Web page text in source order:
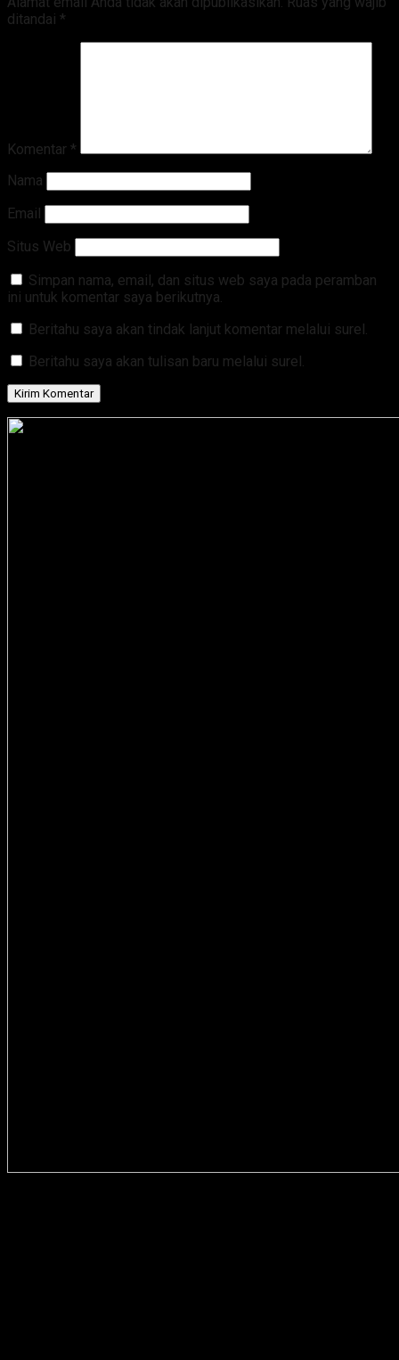
ditandai *
Komentar *
Nama
Email
Situs Web
Simpan nama, email, dan situs web saya pada peramban
ini untuk komentar saya berikutnya.
Beritahu saya akan tindak lanjut komentar melalui surel.
Beritahu saya akan tulisan baru melalui surel.